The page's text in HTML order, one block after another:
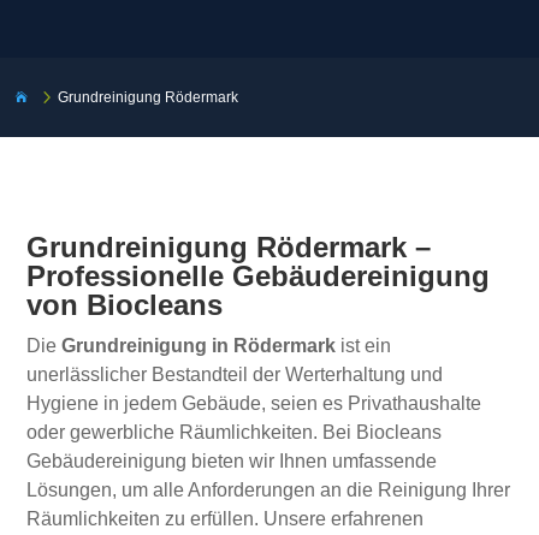
 5Grundreinigung Rödermark
Grundreinigung Rödermark –
Professionelle Gebäudereinigung
von Biocleans
DieGrundreinigung in Rödermark ist ein
unerlässlicher Bestandteil der Werterhaltung und
Hygiene in jedem Gebäude, seien es Privathaushalte
oder gewerbliche Räumlichkeiten. Bei Biocleans
Gebäudereinigung bieten wir Ihnen umfassende
Lösungen, um alle Anforderungen an die Reinigung Ihrer
Räumlichkeiten zu erfüllen. Unsere erfahrenen